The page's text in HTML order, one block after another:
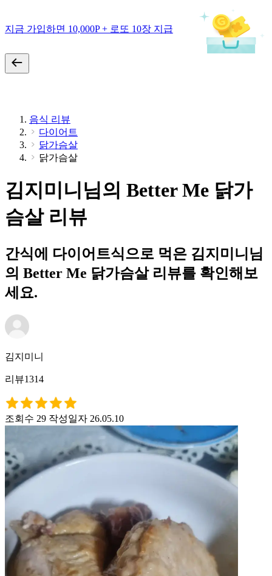
지금 가입하면 10,000P + 로또 10장 지급
음식 리뷰
다이어트
닭가슴살
닭가슴살
김지미니님의 Better Me 닭가
슴살 리뷰
간식에 다이어트식으로 먹은 김지미니님
의 Better Me 닭가슴살 리뷰를 확인해보
세요.
김지미니
리뷰1314
조회수 29 작성일자 26.05.10